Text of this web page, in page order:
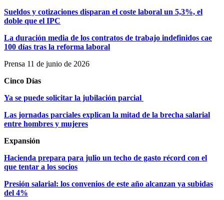
Sueldos y cotizaciones disparan el coste laboral un 5,3%, el
doble que el IPC
La duración media de los contratos de trabajo indefinidos cae
100 días tras la reforma laboral
Prensa 11 de junio de 2026
Cinco Días
Ya se puede solicitar la jubilación parcial
Las jornadas parciales explican la mitad de la brecha salarial
entre hombres y mujeres
Expansión
Hacienda prepara para julio un techo de gasto récord con el
que tentar a los socios
Presión salarial: los convenios de este año alcanzan ya subidas
del 4%